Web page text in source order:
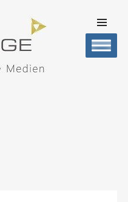
CONTENT